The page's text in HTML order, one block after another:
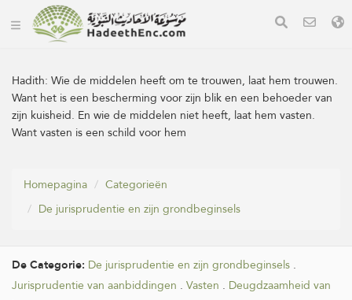
Hadith:Wie de middelen heeft om te trouwen, laat hem trouwen.
Want het is een bescherming voor zijn blik en een behoeder van
zijn kuisheid. En wie de middelen niet heeft, laat hem vasten.
Want vasten is een schild voor hem
Homepagina
Categorieën
De jurisprudentie en zijn grondbeginsels
De Categorie: De jurisprudentie en zijn grondbeginsels .
Jurisprudentie van aanbiddingen . Vasten . Deugdzaamheid van